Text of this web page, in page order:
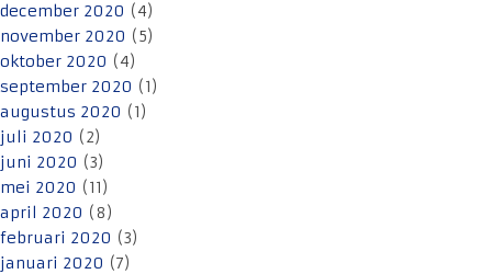
december 2020 (4)
november 2020 (5)
oktober 2020 (4)
september 2020 (1)
augustus 2020 (1)
juli 2020 (2)
juni 2020 (3)
mei 2020 (11)
april 2020 (8)
februari 2020 (3)
januari 2020 (7)